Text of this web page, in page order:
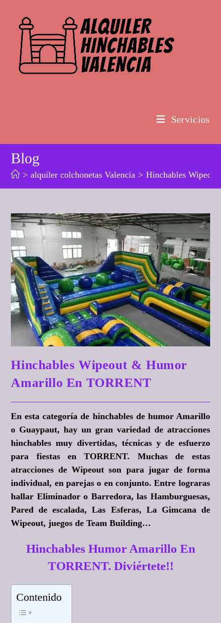
contenido
Servicios
Blog
> alquiler colchonetas Valencia > Hinchables
Hinchables Wipeout & Humor
Amarillo En TORRENT
En esta categoría de hinchables de humor Amarillo
o Guaypaut, hay un gran variedad de atracciones
hinchables muy divertidas, técnicas y de esfuerzo
para fiestas en TORRENT. Muchas de estas
atracciones de Wipeout son para jugar de forma
individual, en parejas o en conjunto. Entre lograras
hallar Eliminador o Barredora, las Hamburguesas,
Pared de escalada, Las Esferas, La Gimcana de
Wipeout, juegos de Team Building…
Hinchables Humor Amarillo En
TORRENT. Diviértete!!
Contenido